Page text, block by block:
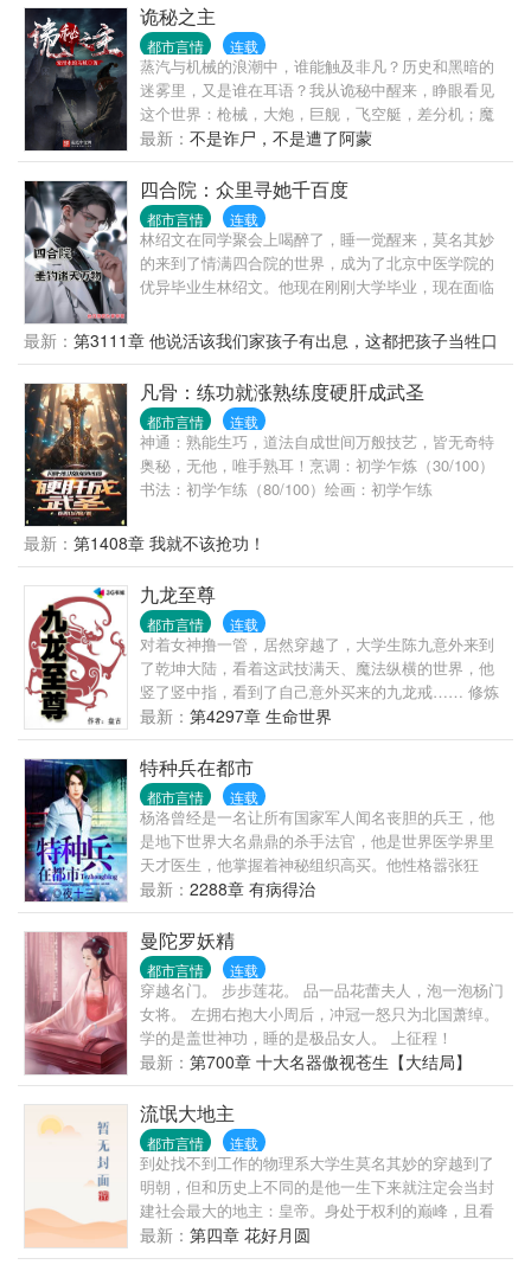
诡秘之主
都市言情 连载
蒸汽与机械的浪潮中，谁能触及非凡？历史和黑暗的
迷雾里，又是谁在耳语？我从诡秘中醒来，睁眼看见
这个世界：枪械，大炮，巨舰，飞空艇，差分机；魔
药，占卜，诅咒，倒吊人，封印物……光明依旧照
耀，神秘从未远离，这是一段“愚者”的传说。
最新： 不是诈尸，不是遭了阿蒙
四合院：众里寻她千百度
都市言情 连载
林绍文在同学聚会上喝醉了，睡一觉醒来，莫名其妙
的来到了情满四合院的世界，成为了北京中医学院的
优异毕业生林绍文。他现在刚刚大学毕业，现在面临
还是去轧钢厂当一名默默无闻的厂医。林绍文二话不
说，就选择了厂医。没有办法，让一个社畜去医院当
医生，那不等于是杀人？更何况，协和医院可都是大
佬级别的，人家一眼就能看出他的医学水平。可在他
做出了选择后，脑海中“叮”了一声。“诸天垂钓”系统开
启，诸天万物，皆可垂钓。林绍文差点没吐血，这该
死的垂钓系统早来一分钟，他的人生就不一样了。
最新： 第3111章 他说活该我们家孩子有出息，这都把孩子当牲口
打
凡骨：练功就涨熟练度硬肝成武圣
都市言情 连载
神通：熟能生巧，道法自成世间万般技艺，皆无奇特
奥秘，无他，唯手熟耳！烹调：初学乍炼（30/100）
书法：初学乍练（80/100）绘画：初学乍练
乍练（20/100）方默穿越武道世界，获得熟能生巧系
统。不管书法，绘画，还是武术，只要他练就涨熟练
度，就能提升，无关根骨，无关悟性！这是一个关于
坚持和成长的故事，是一个废柴通过不懈努力，最终
成为武道传奇的旅程。
最新： 第1408章 我就不该抢功！
九龙至尊
都市言情 连载
对着女神撸一管，居然穿越了，大学生陈九意外来到
了乾坤大陆，看着这武技满天、魔法纵横的世界，他
竖了竖中指，看到了自己意外买来的九龙戒…… 修炼
等级：淬体九重，开天八变，起源七溯，阴阳六合，
五行五聚，造化四境，乾坤三演，神话二传，混沌大
成！ 乾坤大陆一夫多妻制，不喜勿骂。 08年至今，小
盘从未断更，总小说字数过千万，各种保证，放心阅
读，求大力支持。
最新： 第4297章 生命世界
特种兵在都市
都市言情 连载
杨洛曾经是一名让所有国家军人闻名丧胆的兵王，他
是地下世界大名鼎鼎的杀手法官，他是世界医学界里
天才医生，他掌握着神秘组织高买。他性格嚣张狂
妄，为达目的不折手段。他痞气十足，各种美女为他
痴狂。在这繁华的都市，杨洛上演了一场激情四射的
热血人生。
最新： 2288章 有病得治
曼陀罗妖精
都市言情 连载
穿越名门。 步步莲花。 品一品花蕾夫人，泡一泡杨门
女将。 左拥右抱大小周后，冲冠一怒只为北国萧绰。
学的是盖世神功，睡的是极品女人。 上征程！
最新： 第700章 十大名器傲视苍生【大结局】
流氓大地主
都市言情 连载
到处找不到工作的物理系大学生莫名其妙的穿越到了
明朝，但和历史上不同的是他一生下来就注定会当封
建社会最大的地主：皇帝。身处于权利的巅峰，且看
他如何满足自己的欲望：顺从的通奸，反抗的强奸，
女刺客？那就只好妇，洋妞。一个都不能少。
最新： 第四章 花好月圆